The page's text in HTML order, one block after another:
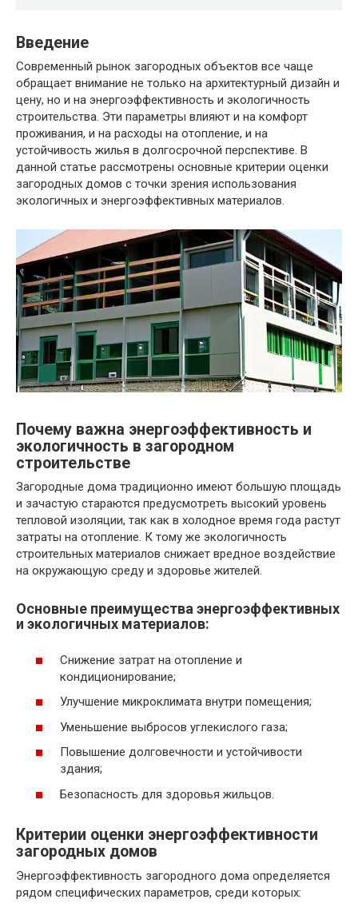
Введение
Современный рынок загородных объектов все чаще
обращает внимание не только на архитектурный дизайн и
цену, но и на энергоэффективность и экологичность
строительства. Эти параметры влияют и на комфорт
проживания, и на расходы на отопление, и на
устойчивость жилья в долгосрочной перспективе. В
данной статье рассмотрены основные критерии оценки
загородных домов с точки зрения использования
экологичных и энергоэффективных материалов.
Почему важна энергоэффективность и
экологичность в загородном
строительстве
Загородные дома традиционно имеют большую площадь
и зачастую стараются предусмотреть высокий уровень
тепловой изоляции, так как в холодное время года растут
затраты на отопление. К тому же экологичность
строительных материалов снижает вредное воздействие
на окружающую среду и здоровье жителей.
Основные преимущества энергоэффективных
и экологичных материалов:
Снижение затрат на отопление и
кондиционирование;
Улучшение микроклимата внутри помещения;
Уменьшение выбросов углекислого газа;
Повышение долговечности и устойчивости
здания;
Безопасность для здоровья жильцов.
Критерии оценки энергоэффективности
загородных домов
Энергоэффективность загородного дома определяется
рядом специфических параметров, среди которых: